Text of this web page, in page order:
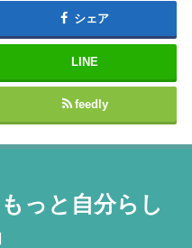
シェア
LINE
feedly
っと自分らし